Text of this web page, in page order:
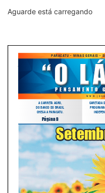
Aguarde está carregando